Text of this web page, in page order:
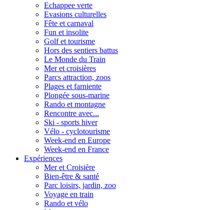
Echappee verte
Evasions culturelles
Fête et carnaval
Fun et insolite
Golf et tourisme
Hors des sentiers battus
Le Monde du Train
Mer et croisières
Parcs attraction, zoos
Plages et farniente
Plongée sous-marine
Rando et montagne
Rencontre avec...
Ski - sports hiver
Vélo - cyclotourisme
Week-end en Europe
Week-end en France
Expériences
Mer et Croisière
Bien-être & santé
Parc loisirs, jardin, zoo
Voyage en train
Rando et vélo